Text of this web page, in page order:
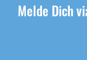
Melde Dich